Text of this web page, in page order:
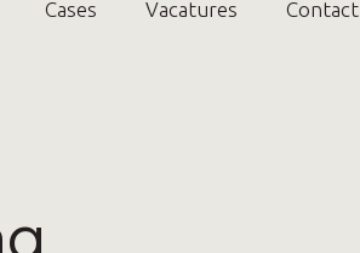
Cases Vacatures Contact